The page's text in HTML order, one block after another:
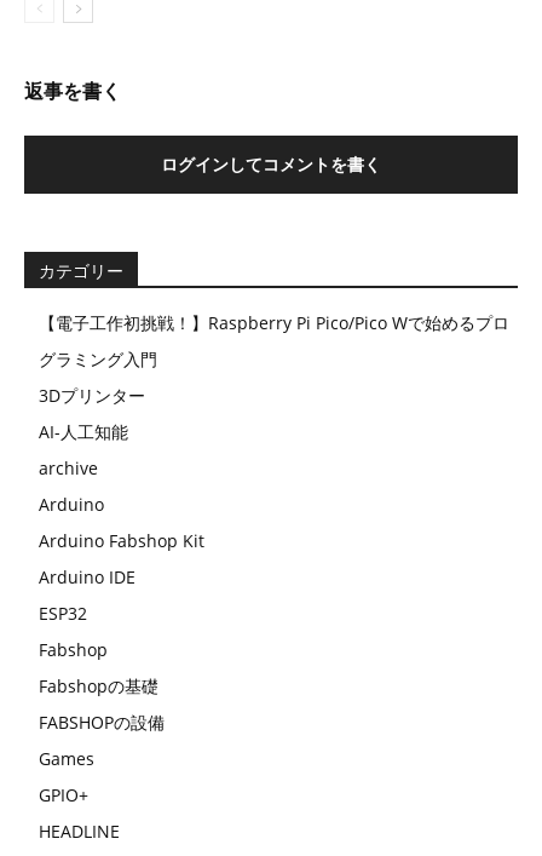
返事を書く
ログインしてコメントを書く
カテゴリー
【電子工作初挑戦！】Raspberry Pi Pico/Pico Wで始めるプロ
グラミング入門
3Dプリンター
AI-人工知能
archive
Arduino
Arduino Fabshop Kit
Arduino IDE
ESP32
Fabshop
Fabshopの基礎
FABSHOPの設備
Games
GPIO+
HEADLINE